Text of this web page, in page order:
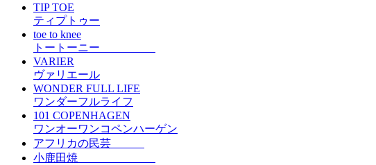
TIP TOE
ティプトゥー
toe to knee
トートーニー
VARIER
ヴァリエール
WONDER FULL LIFE
ワンダーフルライフ
101 COPENHAGEN
ワンオーワンコペンハーゲン
アフリカの民芸
小鹿田焼